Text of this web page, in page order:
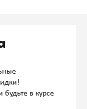
в курсе